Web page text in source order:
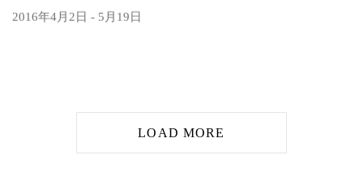
2016年4月2日 - 5月19日
LOAD MORE